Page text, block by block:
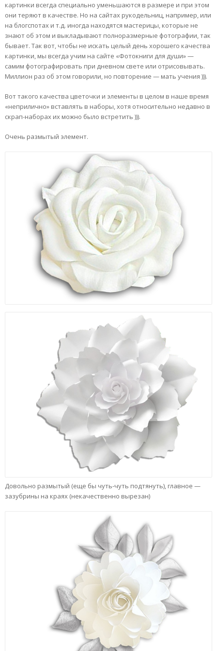
картинки всегда специально уменьшаются в размере и при этом
они теряют в качестве. Но на сайтах рукодельниц, например, или
на блогспотах и т.д. иногда находятся мастерицы, которые не
знают об этом и выкладывают полноразмерные фотографии, так
бывает. Так вот, чтобы не искать целый день хорошего качества
картинки, мы всегда учим на сайте «Фотокниги для души» —
самим фотографировать при дневном свете или отрисовывать.
Миллион раз об этом говорили, но повторение — мать учения ))).
Вот такого качества цветочки и элементы в целом в наше время
«неприлично» вставлять в наборы, хотя относительно недавно в
скрап-наборах их можно было встретить ))).
Очень размытый элемент.
Довольно размытый (еще бы чуть-чуть подтянуть), главное —
зазубрины на краях (некачественно вырезан)